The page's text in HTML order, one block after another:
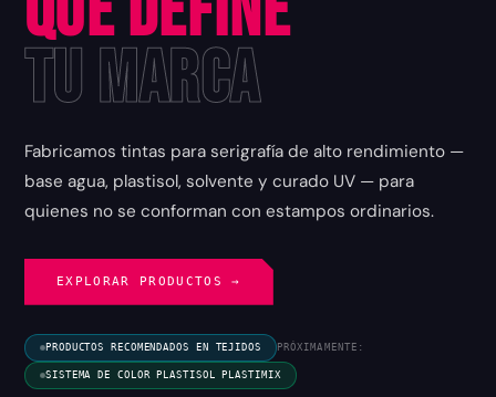
tu Marca
Fabricamos tintas para serigrafía de alto rendimiento —
base agua, plastisol, solvente y curado UV — para
quienes no se conforman con estampos ordinarios.
EXPLORAR PRODUCTOS →
PRODUCTOS RECOMENDADOS EN TEJIDOS PRÓXIMAMENTE:
SISTEMA DE COLOR PLASTISOL PLASTIMIX